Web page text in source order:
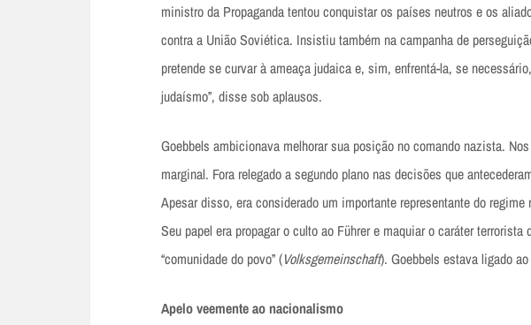
ministro da Propaganda tentou conquistar os países neutros e os
contra a União Soviética. Insistiu também na campanha de
pretende se curvar à ameaça judaica e, sim, enfrentá-la, se
judaísmo”, disse sob aplausos.
Goebbels ambicionava melhorar sua posição no comando nazista.
marginal. Fora relegado a segundo plano nas decisões que
Apesar disso, era considerado um importante representante do
Seu papel era propagar o culto ao Führer e maquiar o caráter
“comunidade do povo” (Volksgemeinschaft). Goebbels estava ligado
Apelo veemente ao nacionalismo